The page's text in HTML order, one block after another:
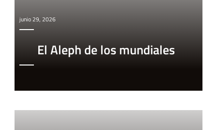
junio 29, 2026
El Aleph de los mundiales